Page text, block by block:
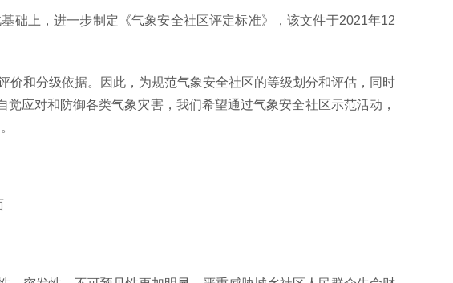
础上，进一步制定《气象安全社区评定标准》，该文件于2021年12
和分级依据。因此，为规范气象安全社区的等级划分和评估，同时
应对和防御各类气象灾害，我们希望通过气象安全社区示范活动，